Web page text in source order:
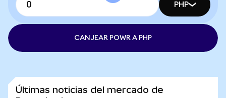
PHP
CANJEAR POWR A PHP
Últimas noticias del mercado de